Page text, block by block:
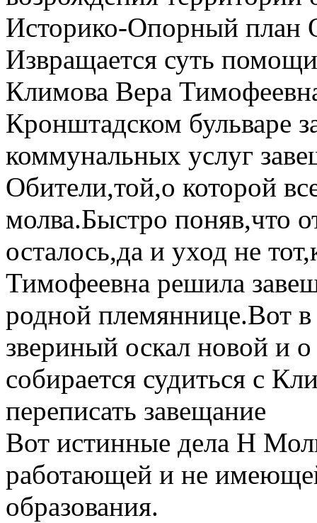
Историко-Опорный план
Извращается суть
Климова Вера
Кронштадском бульваре
коммунальных услуг
Обители,той,о которой
молва.Быстро поняв,что
осталось,да и уход не
Тимофеевна решила
родной племяннице.Вот в
звериный оскал новой и
собирается судиться с
переписать завещание
Вот истинные дела Н
работающей и не
образования.